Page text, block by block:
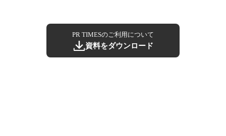
PR TIMESのご利用について
資料をダウンロード